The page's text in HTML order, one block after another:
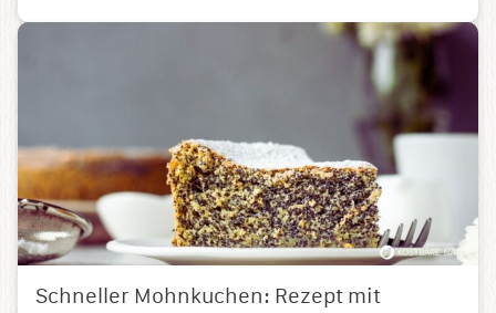
Schneller Mohnkuchen: Rezept mit